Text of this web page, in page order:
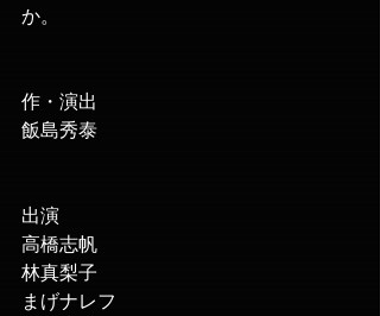
か。
作・演出
飯島秀泰
出演
高橋志帆
林真梨子
まげナレフ